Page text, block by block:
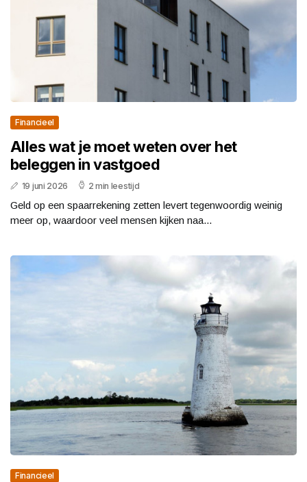
Financieel
Alles wat je moet weten over het
beleggen in vastgoed
19 juni 2026 2 min leestijd
Geld op een spaarrekening zetten levert tegenwoordig weinig
meer op, waardoor veel mensen kijken naa...
Financieel